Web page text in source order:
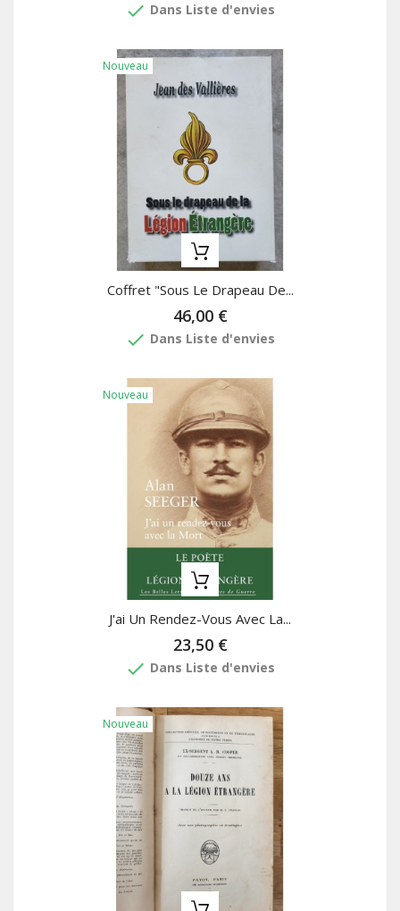
done Dans Liste d'envies
Nouveau
Coffret "Sous Le Drapeau De...
46,00 €
done Dans Liste d'envies
Nouveau
J'ai Un Rendez-Vous Avec La...
23,50 €
done Dans Liste d'envies
Nouveau